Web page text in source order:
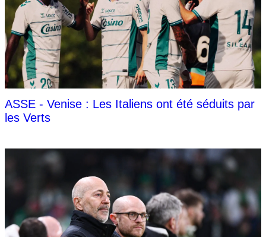
ASSE - Venise : Les Italiens ont été séduits par
les Verts